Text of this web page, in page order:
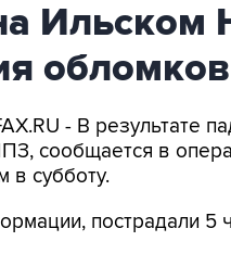
- В
сообщается в
в субботу.
пострадали 5